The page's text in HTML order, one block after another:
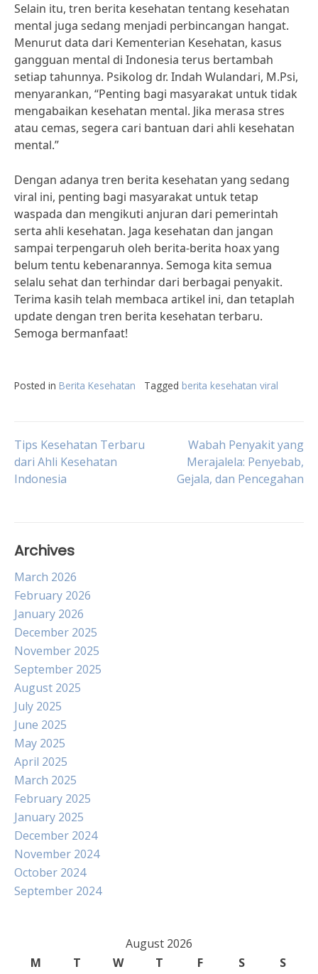
Selain itu, tren berita kesehatan tentang kesehatan
mental juga sedang menjadi perbincangan hangat.
Menurut data dari Kementerian Kesehatan, kasus
gangguan mental di Indonesia terus bertambah
setiap tahunnya. Psikolog dr. Indah Wulandari, M.Psi,
menyarankan, “Penting bagi masyarakat untuk tidak
mengabaikan kesehatan mental. Jika merasa stres
atau cemas, segera cari bantuan dari ahli kesehatan
mental.”
Dengan adanya tren berita kesehatan yang sedang
viral ini, penting bagi masyarakat untuk tetap
waspada dan mengikuti anjuran dari pemerintah
serta ahli kesehatan. Jaga kesehatan dan jangan
sampai terpengaruh oleh berita-berita hoax yang
belum tentu kebenarannya. Semoga kita semua
selalu sehat dan terhindar dari berbagai penyakit.
Terima kasih telah membaca artikel ini, dan tetaplah
update dengan tren berita kesehatan terbaru.
Semoga bermanfaat!
Posted in Berita Kesehatan Tagged berita kesehatan viral
Post
navigation
Tips Kesehatan Terbaru
dari Ahli Kesehatan
Indonesia
Wabah Penyakit yang
Merajalela: Penyebab,
Gejala, dan Pencegahan
Archives
March 2026
February 2026
January 2026
December 2025
November 2025
September 2025
August 2025
July 2025
June 2025
May 2025
April 2025
March 2025
February 2025
January 2025
December 2024
November 2024
October 2024
September 2024
August 2026
M
T W T F S
S